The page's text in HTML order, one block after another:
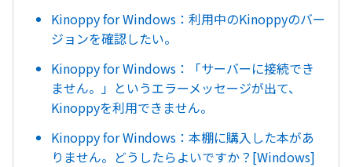
Kinoppy for Windows：利用中のKinoppyのバー
ジョンを確認したい。
Kinoppy for Windows：「サーバーに接続でき
ません。」というエラーメッセージが出て、
Kinoppyを利用できません。
Kinoppy for Windows：本棚に購入した本があ
りません。どうしたらよいですか？[Windows]